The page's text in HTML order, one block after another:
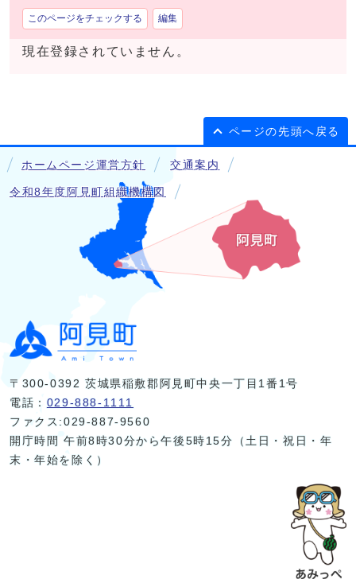
このページをチェックする 編集
現在登録されていません。
ページの先頭へ戻る
ホームページ運営方針 交通案内
令和8年度阿見町組織機構図
〒300-0392 茨城県稲敷郡阿見町中央一丁目1番1号
電話： 029-888-1111
ファクス:029-887-9560
開庁時間 午前8時30分から午後5時15分（土日・祝日・年
末・年始を除く）